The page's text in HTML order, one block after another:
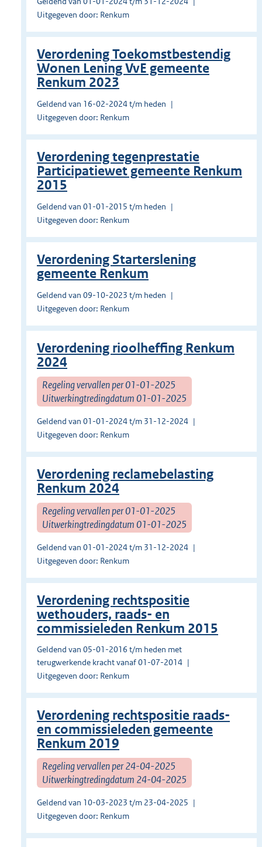
Uitgegeven door: Renkum
Verordening Toekomstbestendig
Wonen Lening VvE gemeente
Renkum 2023
Geldend van 16-02-2024 t/m heden
Uitgegeven door: Renkum
Verordening tegenprestatie
Participatiewet gemeente Renkum
2015
Geldend van 01-01-2015 t/m heden
Uitgegeven door: Renkum
Verordening Starterslening
gemeente Renkum
Geldend van 09-10-2023 t/m heden
Uitgegeven door: Renkum
Verordening rioolheffing Renkum
2024
Regeling vervallen per 01-01-2025
Uitwerkingtredingdatum 01-01-2025
Geldend van 01-01-2024 t/m 31-12-2024
Uitgegeven door: Renkum
Verordening reclamebelasting
Renkum 2024
Regeling vervallen per 01-01-2025
Uitwerkingtredingdatum 01-01-2025
Geldend van 01-01-2024 t/m 31-12-2024
Uitgegeven door: Renkum
Verordening rechtspositie
wethouders, raads- en
commissieleden Renkum 2015
Geldend van 05-01-2016 t/m heden met
terugwerkende kracht vanaf 01-07-2014
Uitgegeven door: Renkum
Verordening rechtspositie raads-
en commissieleden gemeente
Renkum 2019
Regeling vervallen per 24-04-2025
Uitwerkingtredingdatum 24-04-2025
Geldend van 10-03-2023 t/m 23-04-2025
Uitgegeven door: Renkum